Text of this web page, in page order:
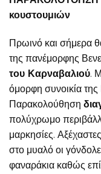
κουστουμιών
Πρωινό και σήμερα
της πανέμορφης
του Καρναβαλιού.
όμορφη συνοικία της
Παρακολούθηση
πολύχρωμο
μαρκησίες.
στο μυαλό οι
φαναράκια καθώς